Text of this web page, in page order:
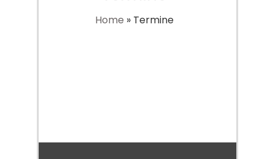
Home » Termine